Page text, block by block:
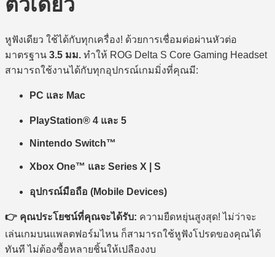
หูฟังเดียว ใช้ได้กับทุกเครื่อง! ด้วยการเชื่อมต่อผ่านหัวต่อ
มาตรฐาน 3.5 มม.
ทำให้ ROG Delta S Core Gaming Headset
สามารถใช้งานได้กับทุกอุปกรณ์เกมมิ่งที่คุณมี:
PC และ Mac
PlayStation® 4 และ 5
Nintendo Switch™
Xbox One™ และ Series X | S
อุปกรณ์มือถือ (Mobile Devices)
คุณประโยชน์ที่คุณจะได้รับ:
ความยืดหยุ่นสูงสุด! ไม่ว่าจะ
เล่นเกมบนแพลตฟอร์มไหน ก็สามารถใช้หูฟังโปรดของคุณได้
ทันที ไม่ต้องซื้อหลายชิ้นให้เปลืองงบ